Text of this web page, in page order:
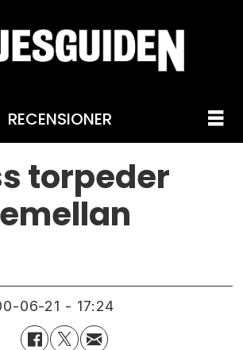
RECENSIONER
torpeder
emellan
06-21 - 17:24